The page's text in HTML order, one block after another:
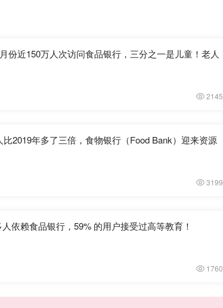
份近150万人次访问食品银行，三分之一是儿童！老人
2145
2019年多了三倍，食物银行（Food Bank）迎来资源
3199
依赖食品银行，59% 的用户接受过高等教育！
1760